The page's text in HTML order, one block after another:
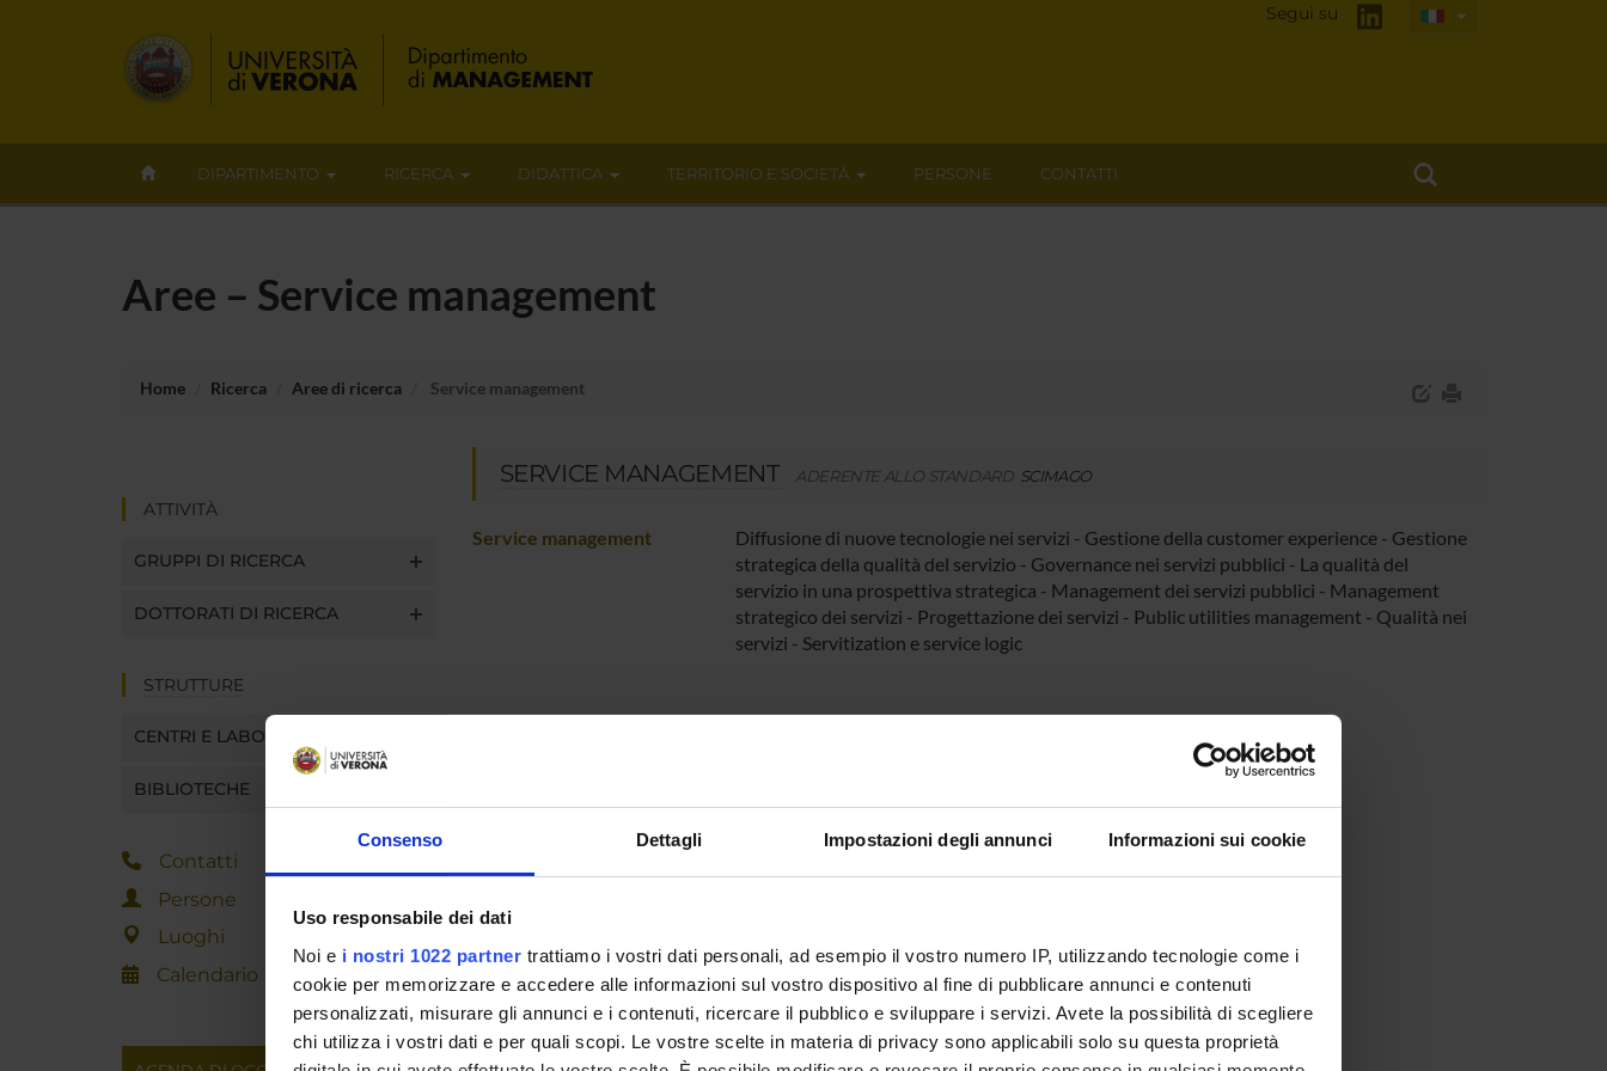
Consenso Dettagli Impostazioni degli annunci Informazioni sui cookie
Uso responsabile dei dati
Noi e i nostri 1022 partner trattiamo i vostri dati personali, ad esempio il vostro numero IP, utilizzando tecnologie come i
cookie per memorizzare e accedere alle informazioni sul vostro dispositivo al fine di pubblicare annunci e contenuti
personalizzati, misurare gli annunci e i contenuti, ricercare il pubblico e sviluppare i servizi. Avete la possibilità di scegliere
chi utilizza i vostri dati e per quali scopi. Le vostre scelte in materia di privacy sono applicabili solo su questa proprietà
Segui su
DIPARTIMENTO RICERCA DIDATTICA TERRITORIO E SOCIETÀ PERSONE CONTATTI
Aree – Service management
Home Ricerca Aree di ricerca Service management
ATTIVITÀ
GRUPPI DI RICERCA
DOTTORATI DI RICERCA
STRUTTURE
CENTRI E LABORATORI
BIBLIOTECHE
Contatti
Persone
Luoghi
Calendario
SERVICE MANAGEMENT ADERENTE ALLO STANDARD SCIMAGO
Service management
Diffusione di nuove tecnologie nei servizi - Gestione della customer experience - Gestione
strategica della qualità del servizio - Governance nei servizi pubblici - La qualità del
servizio in una prospettiva strategica - Management dei servizi pubblici - Management
strategico dei servizi - Progettazione dei servizi - Public utilities management - Qualità nei
servizi - Servitization e service logic